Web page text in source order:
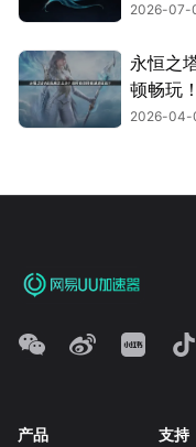
2026-07-
永恒之
顿畅玩！
2026-04-
产品 支持